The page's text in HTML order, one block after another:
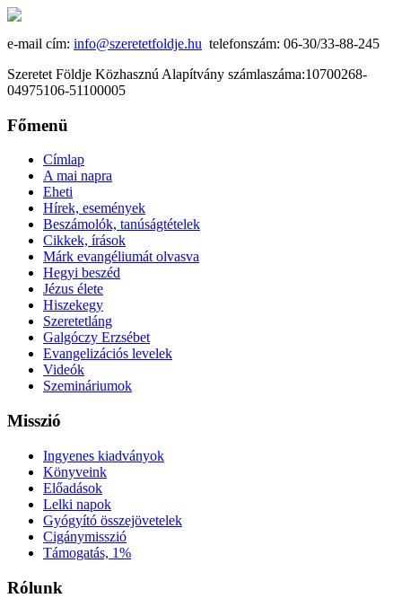
e-mail cím: info@szeretetfoldje.hu telefonszám: 06-30/33-88-245
Szeretet Földje Közhasznú Alapítvány számlaszáma:10700268-
04975106-51100005
Főmenü
Címlap
A mai napra
Eheti
Hírek, események
Beszámolók, tanúságtételek
Cikkek, írások
Márk evangéliumát olvasva
Hegyi beszéd
Jézus élete
Hiszekegy
Szeretetláng
Galgóczy Erzsébet
Evangelizációs levelek
Videók
Szemináriumok
Misszió
Ingyenes kiadványok
Könyveink
Előadások
Lelki napok
Gyógyító összejövetelek
Cigánymisszió
Támogatás, 1%
Rólunk